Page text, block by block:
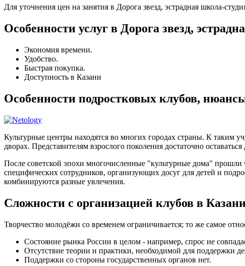
Для уточнения цен на занятия в Дорога звезд, эстрадная школа-
Особенности услуг в Дорога звезд,
Экономия времени.
Удобство.
Быстрая покупка.
Доступность в Казани
Особенности подростковых клубов,
Культурные центры находятся во многих городах страны. К таким
дворах. Представителям взрослого поколения достаточно оставаться
После советской эпохи многочисленные "культурные дома"
специфических сотрудников, организующих досуг для детей и
комбинируются разные увлечения.
Сложности с организацией клубов в
Творчество молодёжи со временем ограничивается; то же самое
Состояние рынка России в целом - например, спрос не
Отсутствие теории и практики, необходимой для поддержки
Поддержки со стороны государственных органов нет.